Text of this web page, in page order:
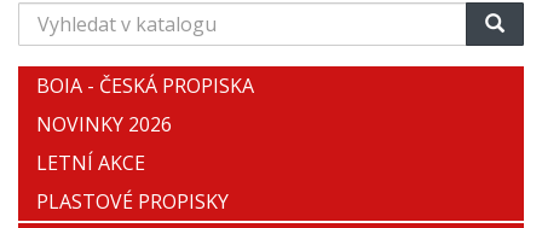
Vyhledat
v
katalogu
BOIA - ČESKÁ PROPISKA
NOVINKY 2026
LETNÍ AKCE
PLASTOVÉ PROPISKY